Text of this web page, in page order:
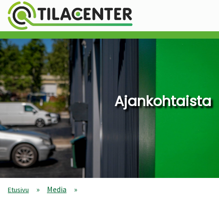
Ajankohtaista
Etusivu » Media »